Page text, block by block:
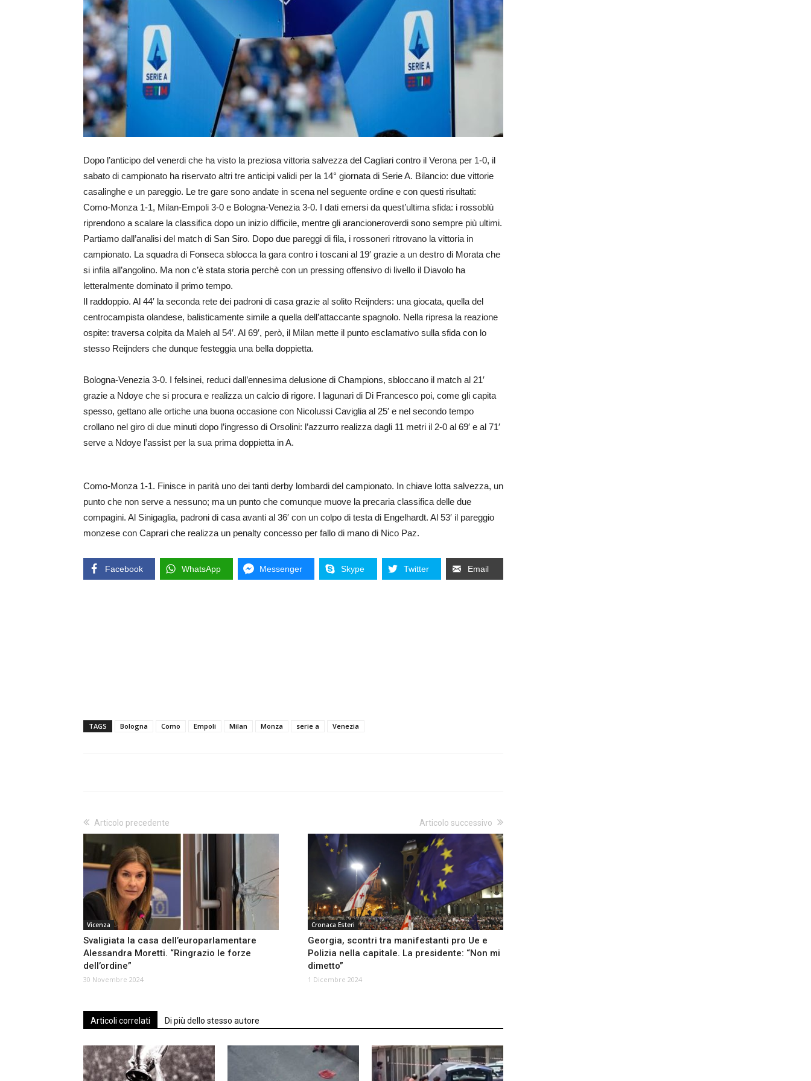
Dopo l’anticipo del venerdi che ha visto la preziosa vittoria salvezza del Cagliari contro il Verona per 1-0, il
sabato di campionato ha riservato altri tre anticipi validi per la 14° giornata di Serie A. Bilancio: due vittorie
casalinghe e un pareggio. Le tre gare sono andate in scena nel seguente ordine e con questi risultati:
Como-Monza 1-1, Milan-Empoli 3-0 e Bologna-Venezia 3-0. I dati emersi da quest’ultima sfida: i rossoblù
riprendono a scalare la classifica dopo un inizio difficile, mentre gli arancioneroverdi sono sempre più ultimi.
Partiamo dall’analisi del match di San Siro. Dopo due pareggi di fila, i rossoneri ritrovano la vittoria in
campionato. La squadra di Fonseca sblocca la gara contro i toscani al 19′ grazie a un destro di Morata che
si infila all’angolino. Ma non c’è stata storia perchè con un pressing offensivo di livello il Diavolo ha
letteralmente dominato il primo tempo.
Il raddoppio. Al 44′ la seconda rete dei padroni di casa grazie al solito Reijnders: una giocata, quella del
centrocampista olandese, balisticamente simile a quella dell’attaccante spagnolo. Nella ripresa la reazione
ospite: traversa colpita da Maleh al 54′. Al 69′, però, il Milan mette il punto esclamativo sulla sfida con lo
stesso Reijnders che dunque festeggia una bella doppietta.
Bologna-Venezia 3-0. I felsinei, reduci dall’ennesima delusione di Champions, sbloccano il match al 21′
grazie a Ndoye che si procura e realizza un calcio di rigore. I lagunari di Di Francesco poi, come gli capita
spesso, gettano alle ortiche una buona occasione con Nicolussi Caviglia al 25′ e nel secondo tempo
crollano nel giro di due minuti dopo l’ingresso di Orsolini: l’azzurro realizza dagli 11 metri il 2-0 al 69′ e al 71′
serve a Ndoye l’assist per la sua prima doppietta in A.
Como-Monza 1-1. Finisce in parità uno dei tanti derby lombardi del campionato. In chiave lotta salvezza, un
punto che non serve a nessuno; ma un punto che comunque muove la precaria classifica delle due
compagini. Al Sinigaglia, padroni di casa avanti al 36′ con un colpo di testa di Engelhardt. Al 53′ il pareggio
monzese con Caprari che realizza un penalty concesso per fallo di mano di Nico Paz.
Facebook WhatsApp Messenger Skype Twitter Email
TAGS Bologna Como Empoli Milan Monza serie a Venezia
Articolo precedente
Vicenza
Svaligiata la casa dell’europarlamentare
Alessandra Moretti. “Ringrazio le forze
dell’ordine”
30 Novembre 2024
Articolo successivo
Cronaca Esteri
Georgia, scontri tra manifestanti pro Ue e
Polizia nella capitale. La presidente: “Non mi
dimetto”
1 Dicembre 2024
Articoli correlati Di più dello stesso autore